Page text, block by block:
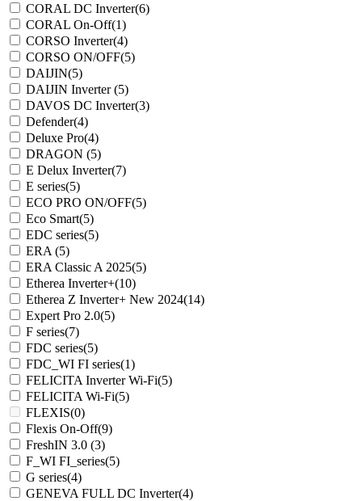
CORAL DC Inverter(6)
CORAL On-Off(1)
CORSO Inverter(4)
CORSO ON/OFF(5)
DAIJIN(5)
DAIJIN Inverter(5)
DAVOS DC Inverter(3)
Defender(4)
Deluxe Pro(4)
DRAGON (5)
E Delux Inverter(7)
E series(5)
ECO PRO ON/OFF(5)
Eco Smart(5)
EDC series(5)
ERA (5)
ERA Classic A 2025(5)
Etherea Inverter+(10)
Etherea Z Inverter+ New 2024(14)
Expert Pro 2.0(5)
F series(7)
FDC series(5)
FDC_WI FI series(1)
FELICITA Inverter Wi-Fi(5)
FELICITA Wi-Fi(5)
FLEXIS(0)
Flexis On-Off(9)
FreshIN 3.0 (3)
F_WI FI_series(5)
G series(4)
GENEVA FULL DC Inverter(4)